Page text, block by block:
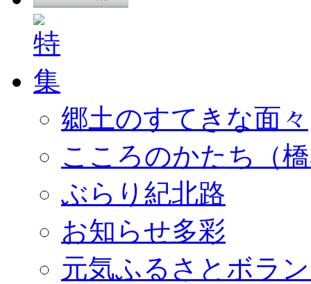
郷土のすてきな面々
こころのかたち（
ぶらり紀北路
お知らせ多彩
元気ふるさとボラ